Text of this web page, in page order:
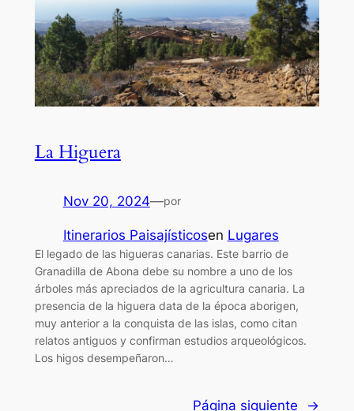
La Higuera
Nov 20, 2024—por
Itinerarios Paisajísticosen Lugares
El legado de las higueras canarias. Este barrio de
Granadilla de Abona debe su nombre a uno de los
árboles más apreciados de la agricultura canaria. La
presencia de la higuera data de la época aborigen,
muy anterior a la conquista de las islas, como citan
relatos antiguos y confirman estudios arqueológicos.
Los higos desempeñaron…
Página siguiente →